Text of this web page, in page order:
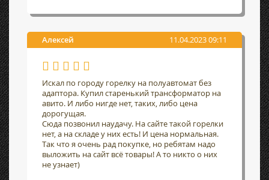
Алексей 11.04.2023 09:11
Искал по городу горелку на полуавтомат без
адаптора. Купил старенький трансформатор на
авито. И либо нигде нет, таких, либо цена
дорогущая.
Сюда позвонил наудачу. На сайте такой горелки
нет, а на складе у них есть! И цена нормальная.
Так что я очень рад покупке, но ребятам надо
выложить на сайт всё товары! А то никто о них
не узнает)